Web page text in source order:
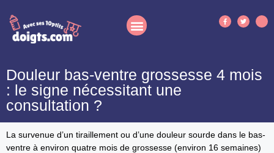
Douleur bas-ventre grossesse 4 mois
: le signe nécessitant une
consultation ?
La survenue d’un tiraillement ou d’une douleur sourde dans le bas-
ventre à environ quatre mois de grossesse (environ 16 semaines)